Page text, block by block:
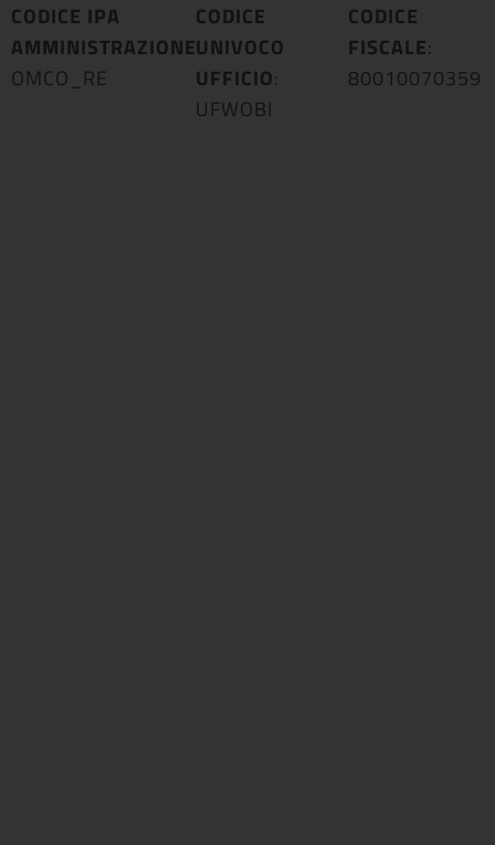
CODICE IPA
AMMINISTRAZIONE:
OMCO_RE
CODICE
UNIVOCO
UFFICIO:
UFWOBI
CODICE
FISCALE:
80010070359